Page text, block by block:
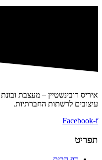
איריס רובינשטיין – מעצבת
עיצובים לרשתות החברתיות.
Facebook-f
תפריט